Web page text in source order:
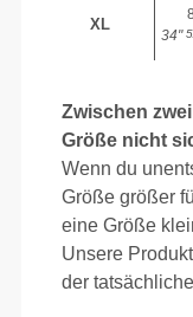
XL
34"
Zwischen
Größe nicht
Wenn du
Größe größer
eine Größe
Unsere
der